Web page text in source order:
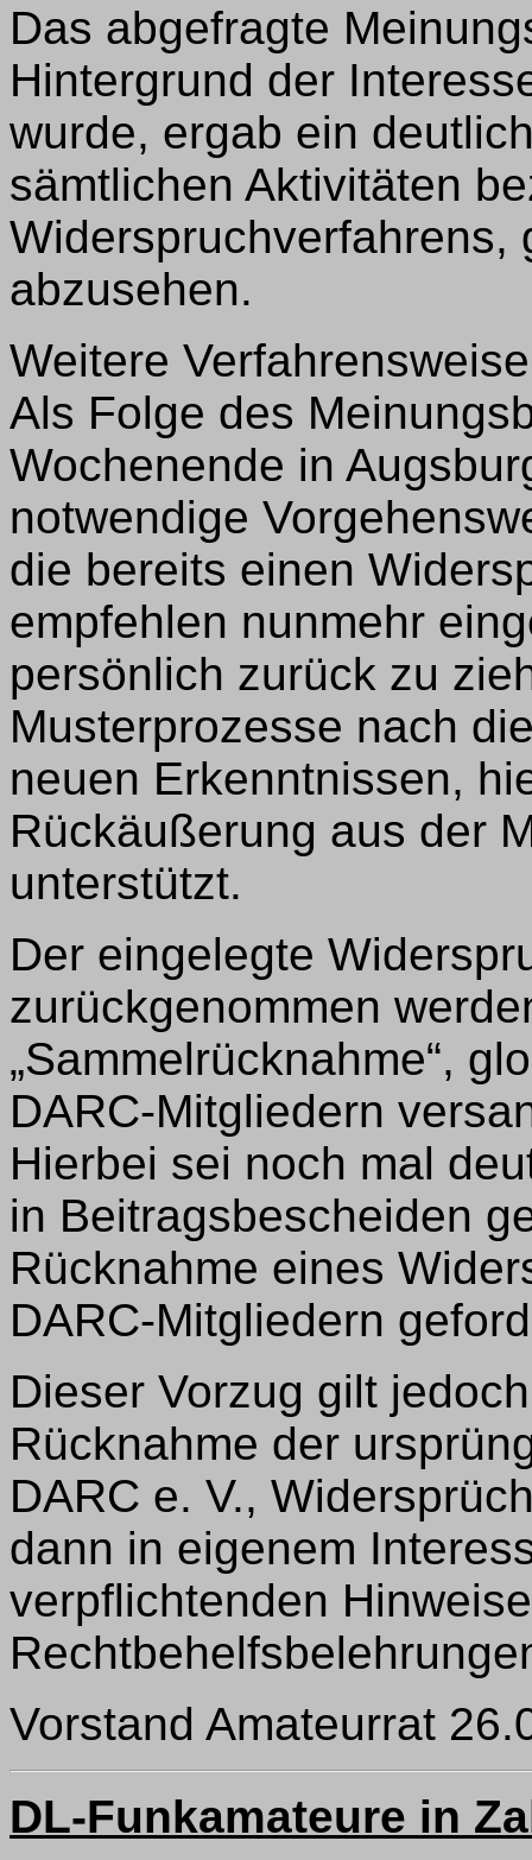
Das abgefragte
Hintergrund der
wurde, ergab ein
sämtlichen Aktivitäten
Widerspruchverfahrens,
abzusehen.
Weitere Verfahrensweise
Als Folge des
Wochenende in
notwendige
die bereits einen
empfehlen nunmehr
persönlich zurück zu
Musterprozesse nach
neuen Erkenntnissen,
Rückäußerung aus der
unterstützt.
Der eingelegte
zurückgenommen
„Sammelrücknahme“,
DARC-Mitgliedern
Hierbei sei noch mal
in Beitragsbescheiden
Rücknahme eines
DARC-Mitgliedern
Dieser Vorzug gilt
Rücknahme der
DARC e. V.,
dann in eigenem
verpflichtenden
Vorstand Amateurrat
DL-Funkamateure in